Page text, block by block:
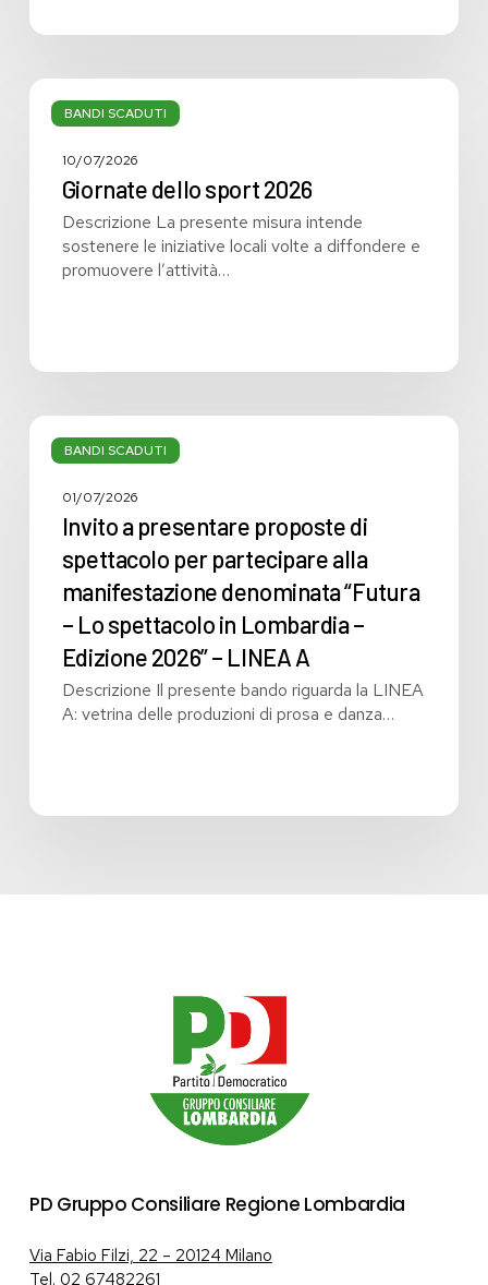
BANDI SCADUTI
Giornate
dello
202610/07/2026
Giornate dello sport 2026
Descrizione La presente misura intende
sostenere le iniziative locali volte a diffondere e
promuovere l’attività…
BANDI SCADUTI
Invito
proposte
spettacolo
partecipare
manifestazione
denominata
“Futura
Lombardia
01/07/2026
Invito a presentare proposte di
spettacolo per partecipare alla
manifestazione denominata “Futura
– Lo spettacolo in Lombardia –
Edizione 2026” – LINEA A
Descrizione Il presente bando riguarda la LINEA
A: vetrina delle produzioni di prosa e danza…
PD Gruppo Consiliare Regione Lombardia
Via Fabio Filzi, 22 – 20124 Milano
Tel. 02 67482261